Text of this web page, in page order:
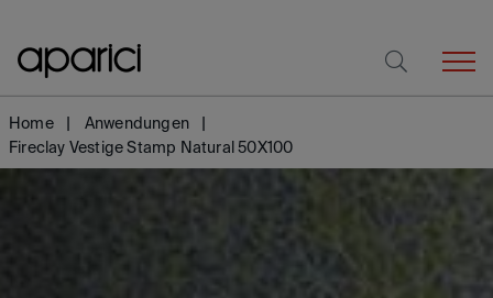
Home
Anwendungen
Fireclay Vestige Stamp Natural 50X100